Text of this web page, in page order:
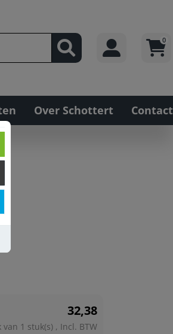
0
Over Schottert Contact
32,38
1 stuk(s) , Incl. BTW